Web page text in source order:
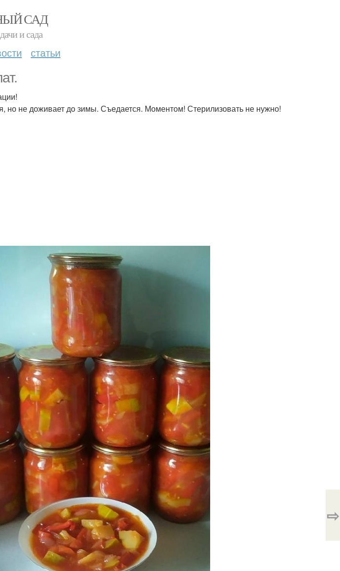
САД
и сада
статьи
но не доживает до зимы. Съедается. Моментом! Стерилизовать не нужно!
⇨